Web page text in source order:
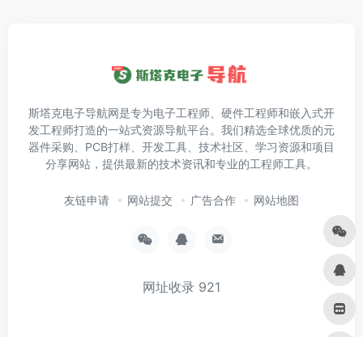
斯塔克电子导航网是专为电子工程师、硬件工程师和嵌入式开
发工程师打造的一站式资源导航平台。我们精选全球优质的元
器件采购、PCB打样、开发工具、技术社区、学习资源和项目
分享网站，提供最新的技术资讯和专业的工程师工具。
友链申请 网站提交 广告合作 网站地图
网址收录 921